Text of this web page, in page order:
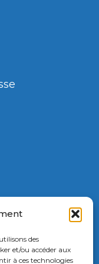
des
et/ou accéder aux
à ces technologies